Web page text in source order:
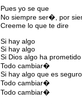
Pues yo se que
No siempre ser�, por
Creeme lo que te dire
Si hay algo
Si hay algo
Si Dios algo ha prometido
Todo cambiar�
Si hay algo que es seguro
Todo cambiar�
Todo cambiar�